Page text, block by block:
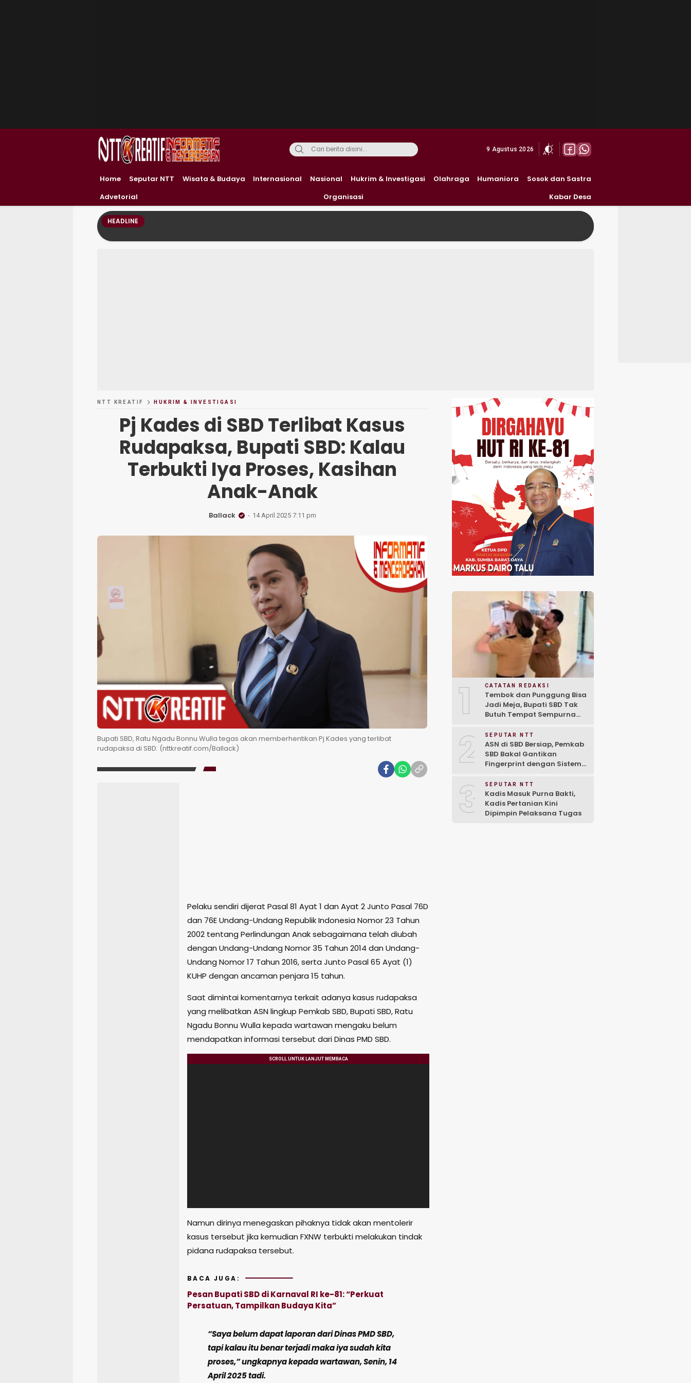
9 Agustus 2026
Home Seputar NTT Wisata & Budaya Internasional Nasional Hukrim & Investigasi Olahraga Humaniora
Sosok dan Sastra
Advetorial
Organisasi Kabar Desa
HEADLINE
NTT KREATIF HUKRIM & INVESTIGASI
Pj Kades di SBD Terlibat Kasus
Rudapaksa, Bupati SBD: Kalau
Terbukti Iya Proses, Kasihan
Anak-Anak
Ballack 14 April 2025 7:11 pm
Bupati SBD, Ratu Ngadu Bonnu Wulla tegas akan memberhentikan Pj Kades yang terlibat
rudapaksa di SBD. (nttkreatif.com/Ballack)
Pelaku sendiri dijerat Pasal 81 Ayat 1 dan Ayat 2 Junto Pasal 76D
dan 76E Undang-Undang Republik Indonesia Nomor 23 Tahun
2002 tentang Perlindungan Anak sebagaimana telah diubah
dengan Undang-Undang Nomor 35 Tahun 2014 dan Undang-
Undang Nomor 17 Tahun 2016, serta Junto Pasal 65 Ayat (1)
KUHP dengan ancaman penjara 15 tahun.
Saat dimintai komentarnya terkait adanya kasus rudapaksa
yang melibatkan ASN lingkup Pemkab SBD, Bupati SBD, Ratu
Ngadu Bonnu Wulla kepada wartawan mengaku belum
mendapatkan informasi tersebut dari Dinas PMD SBD.
Namun dirinya menegaskan pihaknya tidak akan mentolerir
kasus tersebut jika kemudian FXNW terbukti melakukan tindak
pidana rudapaksa tersebut.
BACA JUGA:
Pesan Bupati SBD di Karnaval RI ke-81: “Perkuat
Persatuan, Tampilkan Budaya Kita”
“Saya belum dapat laporan dari Dinas PMD SBD,
tapi kalau itu benar terjadi maka iya sudah kita
proses,” ungkapnya kepada wartawan, Senin, 14
April 2025 tadi.
1 CATATAN REDAKSI
Tembok dan Punggung Bisa
Jadi Meja, Bupati SBD Tak
Butuh Tempat Sempurna
2 SEPUTAR NTT
ASN di SBD Bersiap, Pemkab
SBD Bakal Gantikan
Fingerprint dengan Sistem
3 SEPUTAR NTT
Kadis Masuk Purna Bakti,
Kadis Pertanian Kini
Dipimpin Pelaksana Tugas